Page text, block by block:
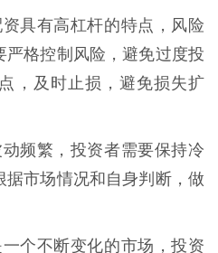
具有高杠杆的特点，风险
格控制风险，避免过度投
，及时止损，避免损失扩
频繁，投资者需要保持冷
市场情况和自身判断，做
个不断变化的市场，投资